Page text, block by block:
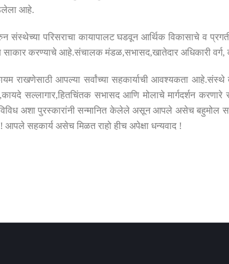
आहे.
संस्थेच्या परिसराचा कायापालट घडवून आर्थिक विकासाचे व
करण्याचे आहे.संचालक मंडळ,सभासद,खातेदार अधिकारी वर्ग,
राखणेसाठी आपल्या सर्वांच्या सहकार्याची आवश्यकता आहे.संस्थे
,कायदे सल्लागार,हितचिंतक सभासद आणि मोलाचे मार्गदर्शन
अशा पुरस्कारांनी सन्मानित केलेले असून आपले असेच बहुमोल
! आपले सहकार्य असेच मिळत राहो हीच अपेक्षा धन्यवाद !